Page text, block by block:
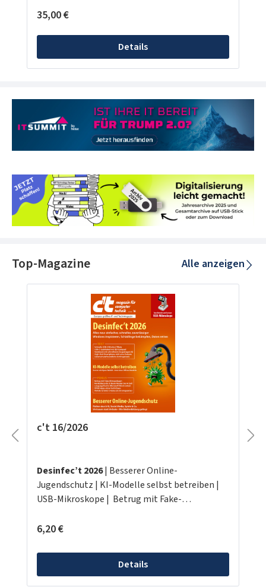
Regulärer Preis:
35,00 €
Details
Top-Magazine Alle anzeigen
c't 16/2026
Desinfec’t 2026| Besserer Online-
Jugendschutz | KI-Modelle selbst betreiben |
USB-Mikroskope | Betrug mit Fake-
Regulärer Preis:
6,20 €
Details